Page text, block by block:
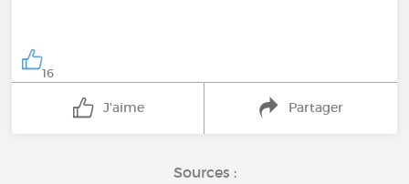
16
J'aime Partager
Sources :